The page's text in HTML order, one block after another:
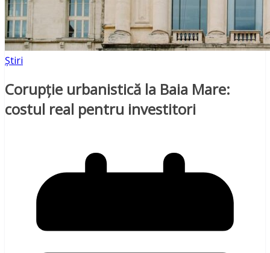
Știri
Corupție urbanistică la Baia Mare:
costul real pentru investitori